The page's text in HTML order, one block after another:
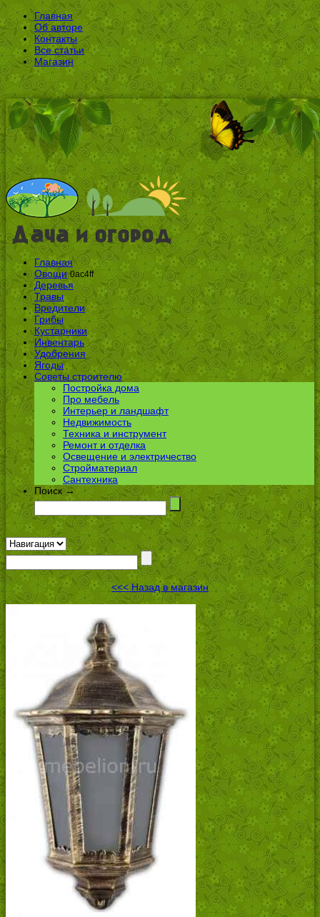
Главная
Об авторе
Контакты
Все статьи
Магазин
Главная
Овощи 0ac4ff
Деревья
Травы
Вредители
Грибы
Кустарники
Инвентарь
Удобрения
Ягоды
Советы строителю
Постройка дома
Про мебель
Интерьер и ландшафт
Недвижимость
Техника и инструмент
Ремонт и отделка
Освещение и электричество
Стройматериал
Сантехника
Поиск →
<<< Назад в магазин